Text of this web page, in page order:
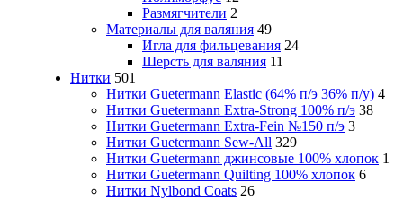
Размягчители 2
Материалы для валяния 49
Игла для фильцевания 24
Шерсть для валяния 11
Нитки 501
Нитки Guetermann Elastic (64% п/э 36% п/у) 4
Нитки Guetermann Extra-Strong 100% п/э 38
Нитки Guetermann Extra-Fein №150 п/э 3
Нитки Guetermann Sew-All 329
Нитки Guetermann джинсовые 100% хлопок 1
Нитки Guetermann Quilting 100% хлопок 6
Нитки Nylbond Coats 26